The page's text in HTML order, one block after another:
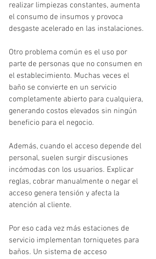
realizar limpiezas constantes, aumenta
el consumo de insumos y provoca
desgaste acelerado en las instalaciones.
Otro problema común es el uso por
parte de personas que no consumen en
el establecimiento. Muchas veces el
baño se convierte en un servicio
completamente abierto para cualquiera,
generando costos elevados sin ningún
beneficio para el negocio.
Además, cuando el acceso depende del
personal, suelen surgir discusiones
incómodas con los usuarios. Explicar
reglas, cobrar manualmente o negar el
acceso genera tensión y afecta la
atención al cliente.
Por eso cada vez más estaciones de
servicio implementan torniquetes para
baños. Un sistema de acceso